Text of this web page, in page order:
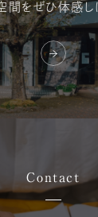
間をぜひ体感し
Contact